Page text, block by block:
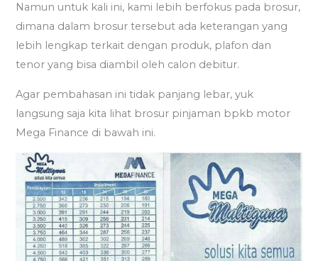
Namun untuk kali ini, kami lebih berfokus pada brosur,
dimana dalam brosur tersebut ada keterangan yang
lebih lengkap terkait dengan produk, plafon dan
tenor yang bisa diambil oleh calon debitur.
Agar pembahasan ini tidak panjang lebar, yuk
langsung saja kita lihat brosur pinjaman bpkb motor
Mega Finance di bawah ini.